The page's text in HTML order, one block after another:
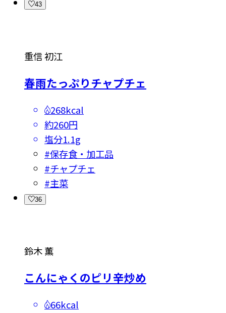
43
重信 初江
春雨たっぷりチャプチェ
268kcal
約260円
塩分1.1g
#保存食・加工品
#チャプチェ
#主菜
36
鈴木 薫
こんにゃくのピリ辛炒め
66kcal